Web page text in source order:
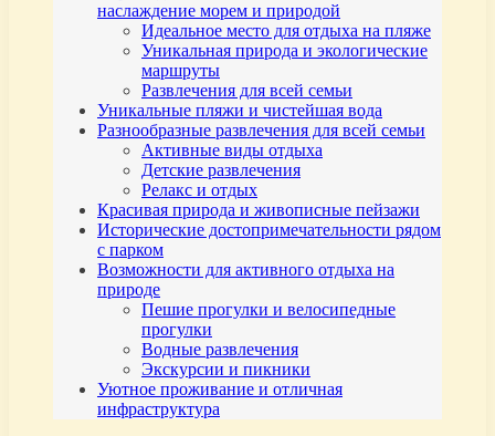
наслаждение морем и природой
Идеальное место для отдыха на пляже
Уникальная природа и экологические
маршруты
Развлечения для всей семьи
Уникальные пляжи и чистейшая вода
Разнообразные развлечения для всей семьи
Активные виды отдыха
Детские развлечения
Релакс и отдых
Красивая природа и живописные пейзажи
Исторические достопримечательности рядом
с парком
Возможности для активного отдыха на
природе
Пешие прогулки и велосипедные
прогулки
Водные развлечения
Экскурсии и пикники
Уютное проживание и отличная
инфраструктура